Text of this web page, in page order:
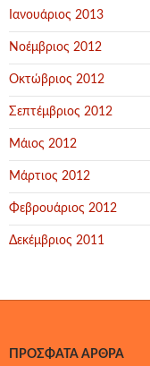
Ιανουάριος 2013
Νοέμβριος 2012
Οκτώβριος 2012
Σεπτέμβριος 2012
Μάιος 2012
Μάρτιος 2012
Φεβρουάριος 2012
Δεκέμβριος 2011
ΠΡΌΣΦΑΤΑ ΆΡΘΡΑ